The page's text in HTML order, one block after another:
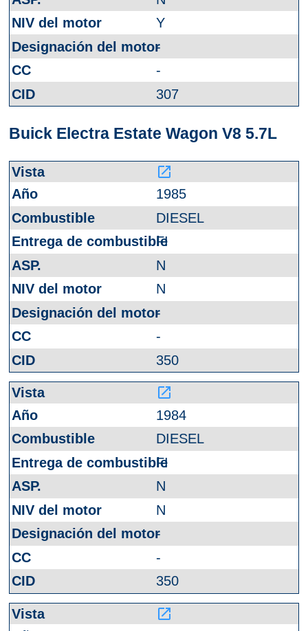
Y
-
-
307
Buick Electra Estate Wagon V8 5.7L
launch
1985
DIESEL
FI
N
N
-
-
350
launch
1984
DIESEL
FI
N
N
-
-
350
launch